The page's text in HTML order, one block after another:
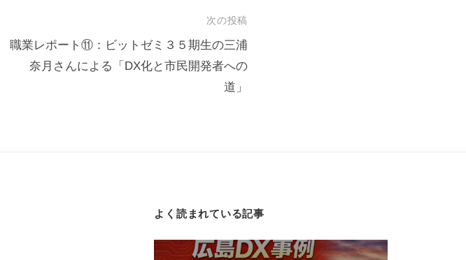
次の投稿
職業レポート⑪：ビットゼミ３５期生の三浦
奈月さんによる「DX化と市民開発者への
道」
よく読まれている記事